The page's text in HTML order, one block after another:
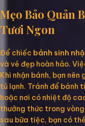
Mẹo Bảo Quản
Tươi Ngon
Để chiếc bánh sinh
và vẻ đẹp hoàn hảo.
Khi nhận bánh, bạn
tủ lạnh. Tránh để bánh
hoặc nơi có nhiệt độ
thưởng thức trong
sau bữa tiệc, bạn có